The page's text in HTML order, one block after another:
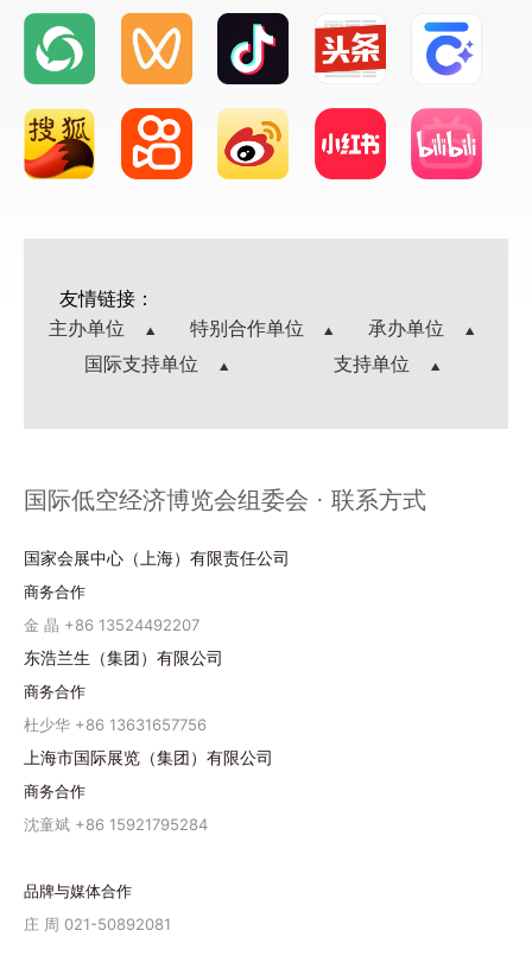
友情链接：
主办单位
特别合作单位
承办单位
国际支持单位
支持单位
国际低空经济博览会组委会 · 联系方式
国家会展中心（上海）有限责任公司
商务合作
金 晶 +86 13524492207
东浩兰生（集团）有限公司
商务合作
杜少华 +86 13631657756
上海市国际展览（集团）有限公司
商务合作
沈童斌 +86 15921795284
品牌与媒体合作
庄 周 021-50892081